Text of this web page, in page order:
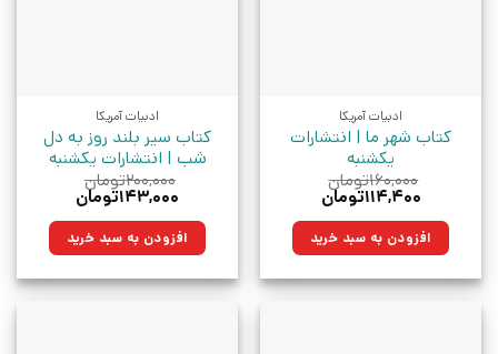
ادبیات آمریکا
کتاب شهر ما | انتشارات
یکشنبه
۱۶۰,۰۰۰تومان
قیمت
۱۶۰,۰۰۰تومان
بود.
۱۱۴,۴۰۰تومان
۱۱۴,۴۰۰تومان.افزودن به سبد خرید
ادبیات آمریکا
کتاب سیر بلند روز به دل
شب | انتشارات یکشنبه
۲۰۰,۰۰۰تومان
قیمت
۲۰۰,۰۰۰تومان
بود.
۱۴۳,۰۰۰تومان
۱۴۳,۰۰۰تومان.افزودن به سبد خرید